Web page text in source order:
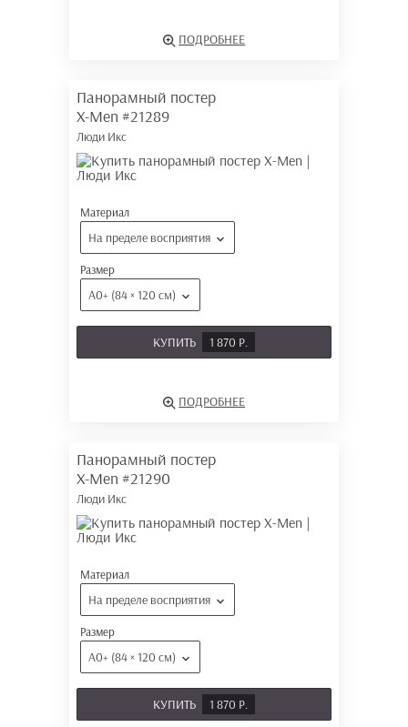
ПОДРОБНЕЕ
Панорамный постер
X-Men #21289
Люди Икс
Материал
На пределе восприятия
Размер
А0+ (84 × 120 см)
КУПИТЬ 1 870 Р.
ПОДРОБНЕЕ
Панорамный постер
X-Men #21290
Люди Икс
Материал
На пределе восприятия
Размер
А0+ (84 × 120 см)
КУПИТЬ 1 870 Р.